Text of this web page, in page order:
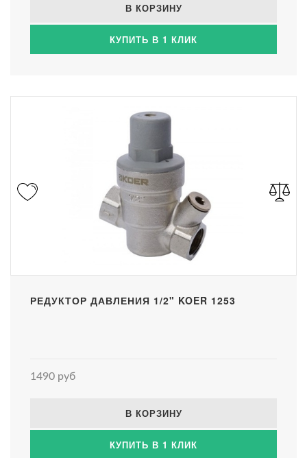
В КОРЗИНУ
КУПИТЬ В 1 КЛИК
РЕДУКТОР ДАВЛЕНИЯ 1/2" KOER 1253
1490 руб
В КОРЗИНУ
КУПИТЬ В 1 КЛИК